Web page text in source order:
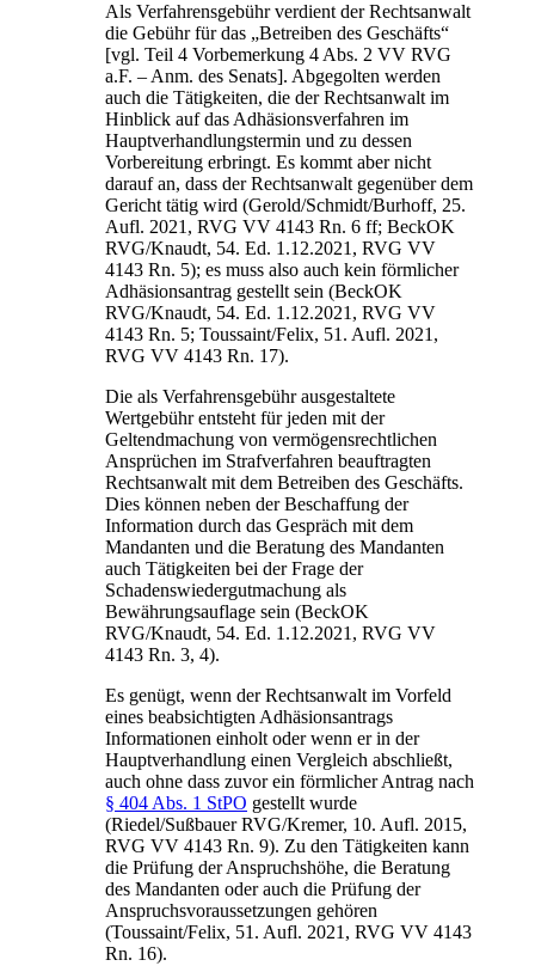
Als Verfahrensgebühr verdient der Rechtsanwalt
die Gebühr für das „Betreiben des Geschäfts“
[vgl. Teil 4 Vorbemerkung 4 Abs. 2 VV RVG
a.F. – Anm. des Senats]. Abgegolten werden
auch die Tätigkeiten, die der Rechtsanwalt im
Hinblick auf das Adhäsionsverfahren im
Hauptverhandlungstermin und zu dessen
Vorbereitung erbringt. Es kommt aber nicht
darauf an, dass der Rechtsanwalt gegenüber dem
Gericht tätig wird (Gerold/Schmidt/Burhoff, 25.
Aufl. 2021, RVG VV 4143 Rn. 6 ff; BeckOK
RVG/Knaudt, 54. Ed. 1.12.2021, RVG VV
4143 Rn. 5); es muss also auch kein förmlicher
Adhäsionsantrag gestellt sein (BeckOK
RVG/Knaudt, 54. Ed. 1.12.2021, RVG VV
4143 Rn. 5; Toussaint/Felix, 51. Aufl. 2021,
RVG VV 4143 Rn. 17).
Die als Verfahrensgebühr ausgestaltete
Wertgebühr entsteht für jeden mit der
Geltendmachung von vermögensrechtlichen
Ansprüchen im Strafverfahren beauftragten
Rechtsanwalt mit dem Betreiben des Geschäfts.
Dies können neben der Beschaffung der
Information durch das Gespräch mit dem
Mandanten und die Beratung des Mandanten
auch Tätigkeiten bei der Frage der
Schadenswiedergutmachung als
Bewährungsauflage sein (BeckOK
RVG/Knaudt, 54. Ed. 1.12.2021, RVG VV
4143 Rn. 3, 4).
Es genügt, wenn der Rechtsanwalt im Vorfeld
eines beabsichtigten Adhäsionsantrags
Informationen einholt oder wenn er in der
Hauptverhandlung einen Vergleich abschließt,
auch ohne dass zuvor ein förmlicher Antrag nach
§ 404 Abs. 1 StPO gestellt wurde
(Riedel/Sußbauer RVG/Kremer, 10. Aufl. 2015,
RVG VV 4143 Rn. 9). Zu den Tätigkeiten kann
die Prüfung der Anspruchshöhe, die Beratung
des Mandanten oder auch die Prüfung der
Anspruchsvoraussetzungen gehören
(Toussaint/Felix, 51. Aufl. 2021, RVG VV 4143
Rn. 16).